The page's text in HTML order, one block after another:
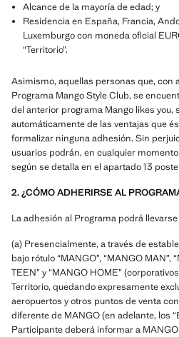
Alcance de la mayoría de edad; y
Residencia en España, Francia,
Luxemburgo con moneda oficial
“Territorio”.
Asimismo, aquellas personas que, con
Programa Mango Style Club, se
del anterior programa Mango likes you,
automáticamente de las ventajas que
formalizar ninguna adhesión. Sin
usuarios podrán, en cualquier
según se detalla en el apartado 13
2. ¿CÓMO ADHERIRSE AL
La adhesión al Programa podrá
(a) Presencialmente, a través de
bajo rótulo “MANGO”, “MANGO MAN”,
TEEN” y “MANGO HOME”
Territorio, quedando expresamente
aeropuertos y otros puntos de venta
diferente de MANGO (en adelante, los
Participante deberá informar a